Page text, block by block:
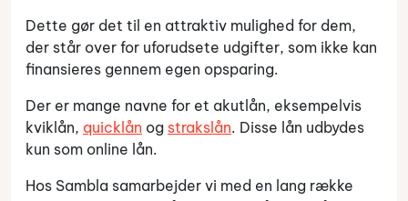
Dette gør det til en attraktiv mulighed for dem,
der står over for uforudsete udgifter, som ikke kan
finansieres gennem egen opsparing.
Der er mange navne for et akutlån, eksempelvis
kviklån, quicklån og strakslån. Disse lån udbydes
kun som online lån.
Hos Sambla samarbejder vi med en lang række